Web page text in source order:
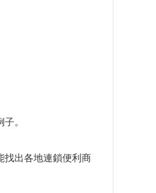
。
找出各地連鎖便利商